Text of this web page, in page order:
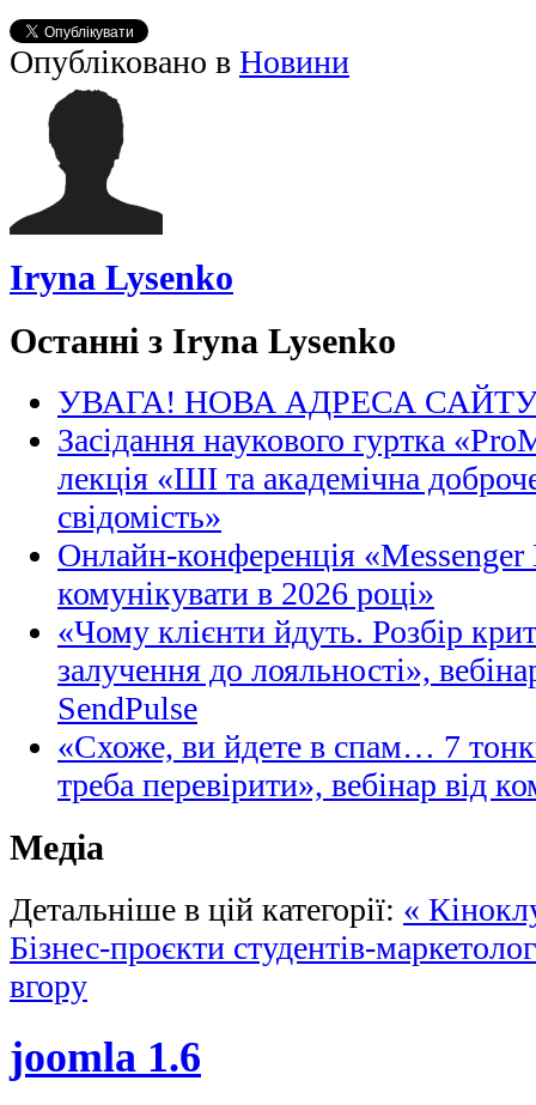
Опубліковано в Новини
Iryna Lysenko
Останні з Iryna Lysenko
УВАГА! НОВА АДРЕСА
Засідання наукового гуртка
лекція «ШІ та академічна
свідомість»
Онлайн-конференція
комунікувати в 2026 році»
«Чому клієнти йдуть. Розбір
залучення до лояльності»,
SendPulse
«Схоже, ви йдете в спам… 7
треба перевірити», вебінар від
Медіа
Детальніше в цій категорії: «
Бізнес-проєкти студентів-
вгору
joomla 1.6